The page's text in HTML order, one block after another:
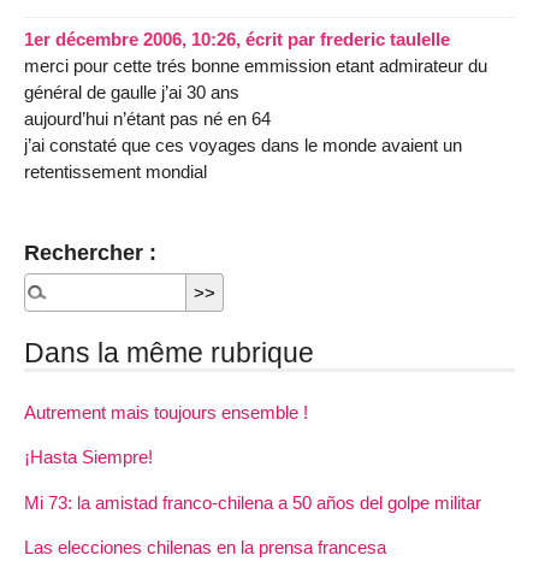
1er décembre 2006, 10:26, écrit par frederic taulelle
merci pour cette trés bonne emmission etant admirateur du
général de gaulle j’ai 30 ans
aujourd’hui n’étant pas né en 64
j’ai constaté que ces voyages dans le monde avaient un
retentissement mondial
Rechercher :
Dans la même rubrique
Autrement mais toujours ensemble !
¡Hasta Siempre!
Mi 73: la amistad franco-chilena a 50 años del golpe militar
Las elecciones chilenas en la prensa francesa